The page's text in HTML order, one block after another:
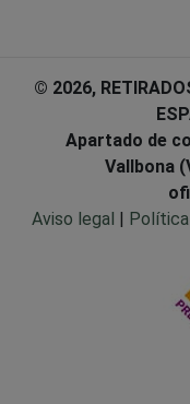
© 2026,
Apartado de
Vallbona
Aviso legal |